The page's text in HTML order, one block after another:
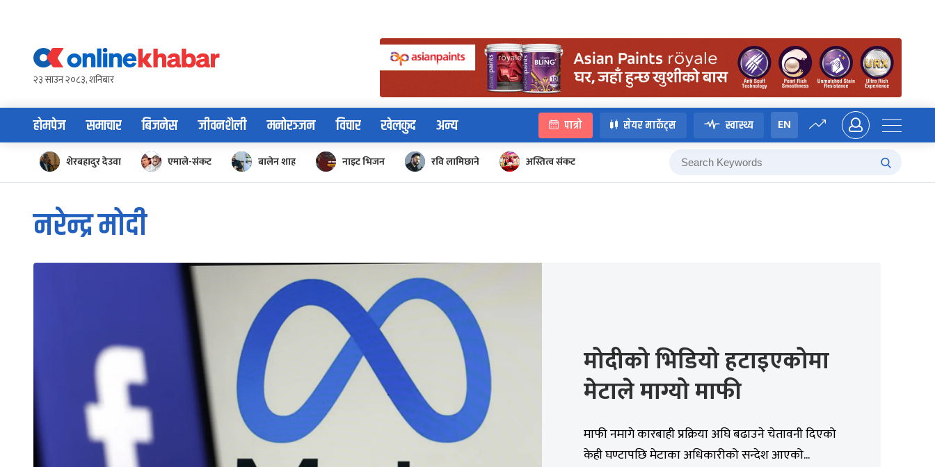
content२३ साउन २०८३, शनिबार
होमपेज समाचार बिजनेस जीवनशैली मनोरञ्जन विचार खेलकुद अन्य पात्रो सेयर मार्केट्स स्वास्थ्य EN
शेरबहादुर देउवा एमाले-संकट बालेन शाह नाइट भिजन रवि लामिछाने अस्तित्व संकट
नरेन्द्र मोदी
मोदीको भिडियो हटाइएकोमा
मेटाले माग्यो माफी
माफी नमागे कारबाही प्रक्रिया अघि बढाउने चेतावनी दिएको
केही घण्टापछि मेटाका अधिकारीको सन्देश आएको...